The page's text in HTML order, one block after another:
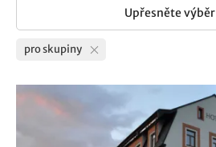
Upřesněte výběr
pro skupiny